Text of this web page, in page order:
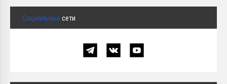
Социальные сети